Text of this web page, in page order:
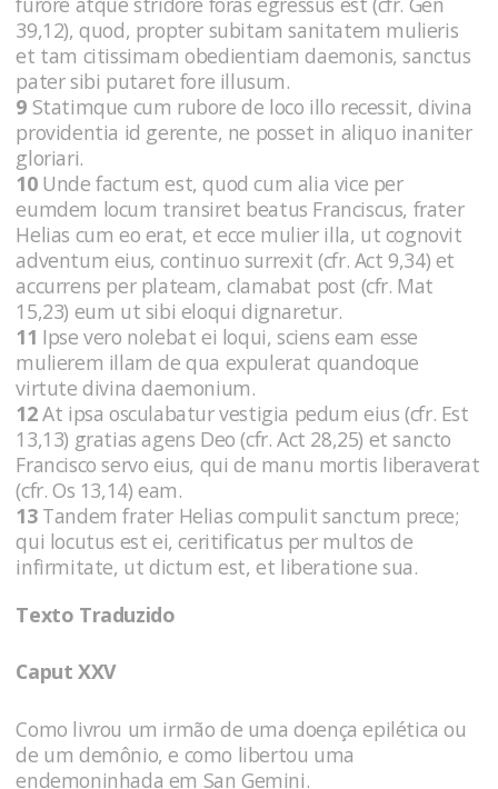
39,12), quod, propter subitam sanitatem mulieris
et tam citissimam obedientiam daemonis, sanctus
pater sibi putaret fore illusum.
9 Statimque cum rubore de loco illo recessit, divina
providentia id gerente, ne posset in aliquo inaniter
gloriari.
10Unde factum est, quod cum alia vice per
eumdem locum transiret beatus Franciscus, frater
Helias cum eo erat, et ecce mulier illa, ut cognovit
adventum eius, continuo surrexit (cfr. Act 9,34) et
accurrens per plateam, clamabat post (cfr. Mat
15,23) eum ut sibi eloqui dignaretur.
11 Ipse vero nolebat ei loqui, sciens eam esse
mulierem illam de qua expulerat quandoque
virtute divina daemonium.
12At ipsa osculabatur vestigia pedum eius (cfr. Est
13,13) gratias agens Deo (cfr. Act 28,25) et sancto
Francisco servo eius, qui de manu mortis liberaverat
(cfr. Os 13,14) eam.
13Tandem frater Helias compulit sanctum prece;
qui locutus est ei, ceritificatus per multos de
infirmitate, ut dictum est, et liberatione sua.
Texto Traduzido
Caput XXV
Como livrou um irmão de uma doença epilética ou
de um demônio, e como libertou uma
endemoninhada em San Gemini.